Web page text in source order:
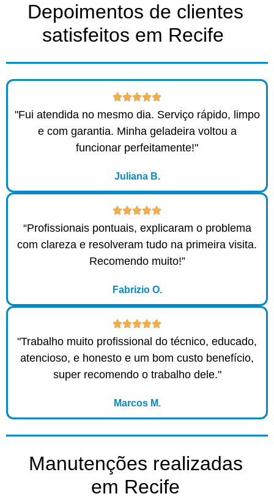
Depoimentos de clientes
satisfeitos em Recife ​
"Fui atendida no mesmo dia. Serviço rápido, limpo
e com garantia. Minha geladeira voltou a
funcionar perfeitamente!"
Juliana B.
“Profissionais pontuais, explicaram o problema
com clareza e resolveram tudo na primeira visita.
Recomendo muito!”
Fabrizio O.
"Trabalho muito profissional do técnico, educado,
atencioso, e honesto e um bom custo benefício,
super recomendo o trabalho dele."
Marcos M.
Manutenções realizadas
em Recife​